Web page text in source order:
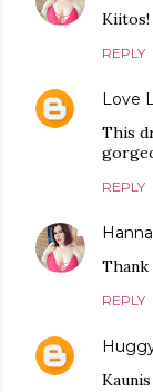
Kiitos!
REPLY
Love
This
REPLY
Thank
REPLY